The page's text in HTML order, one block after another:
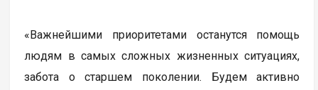
«Важнейшими приоритетами останутся помощь
людям в самых сложных жизненных ситуациях,
забота о старшем поколении. Будем активно